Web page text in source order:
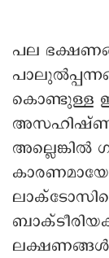
പല
കൊണ്ടുള്ള